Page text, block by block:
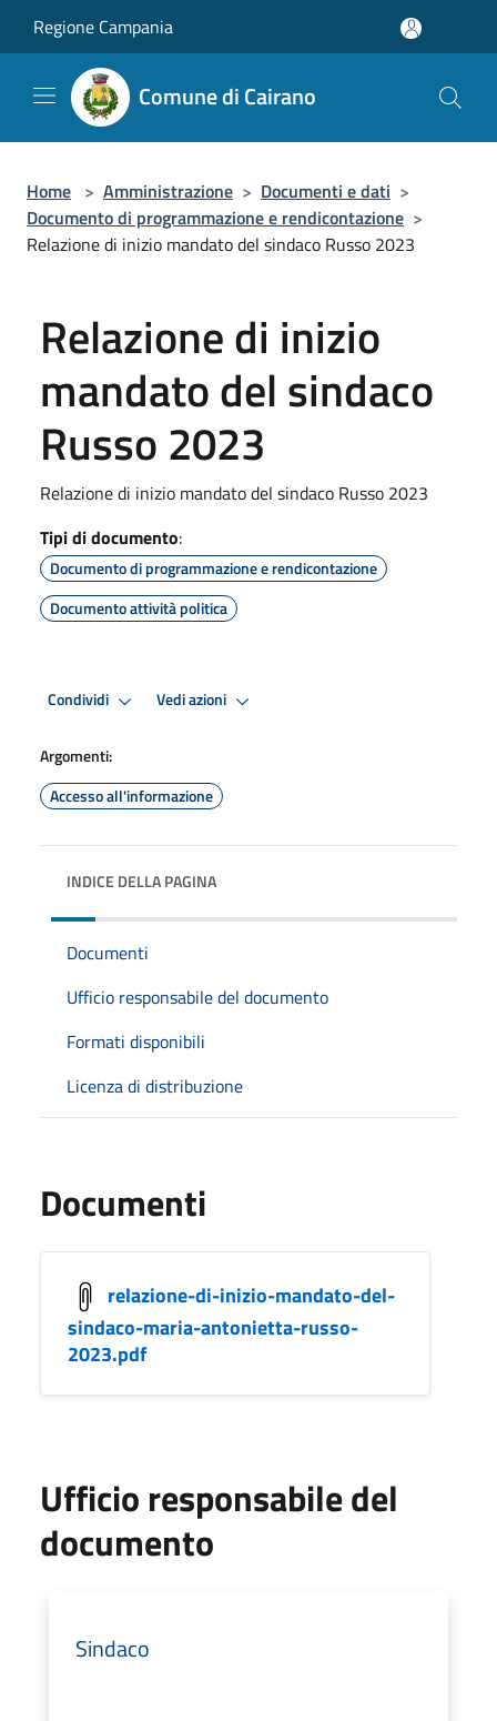
Regione Campania
Comune di Cairano
Home > Amministrazione > Documenti e dati >
Documento di programmazione e rendicontazione >
Relazione di inizio mandato del sindaco Russo 2023
Relazione di inizio
mandato del sindaco
Russo 2023
Relazione di inizio mandato del sindaco Russo 2023
Tipi di documento:
Documento di programmazione e rendicontazione
Documento attività politica
Condividi Vedi azioni
Argomenti:
Accesso all'informazione
INDICE DELLA PAGINA
Documenti
Ufficio responsabile del documento
Formati disponibili
Licenza di distribuzione
Documenti
relazione-di-inizio-mandato-del-
sindaco-maria-antonietta-russo-
2023.pdf
Ufficio responsabile del
documento
Sindaco